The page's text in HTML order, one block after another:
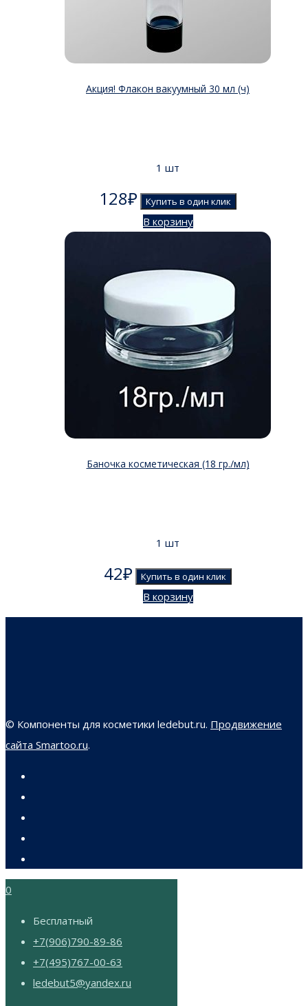
Акция! Флакон вакуумный 30 мл (ч)
1 шт
128₽ Купить в один клик
В корзину
Баночка косметическая (18 гр./мл)
1 шт
42₽ Купить в один клик
В корзину
© Компоненты для косметики ledebut.ru. Продвижение
сайта Smartoo.ru.
0
Бесплатный
+7(906)790-89-86
+7(495)767-00-63
ledebut5@yandex.ru